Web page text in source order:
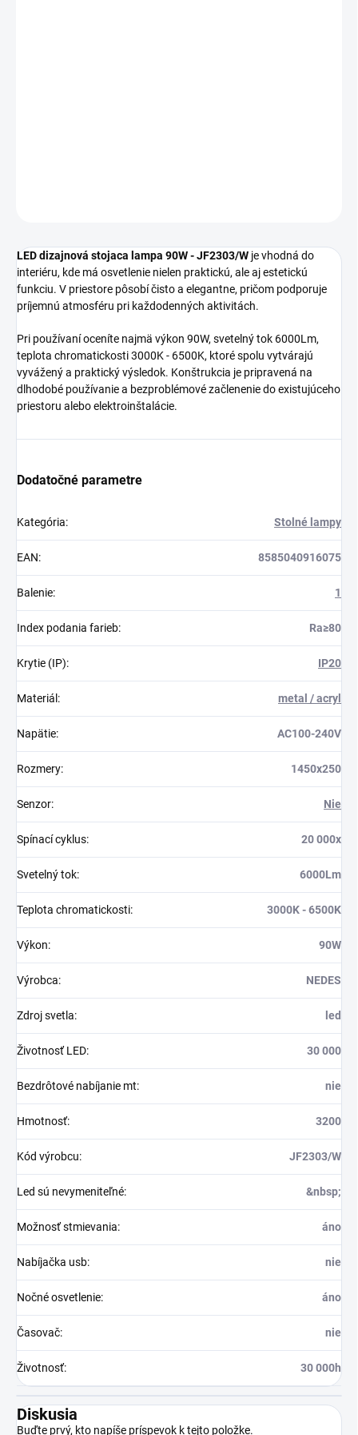
LED dizajnová stojaca lampa 90W - JF2303/W je vhodná do
interiéru, kde má osvetlenie nielen praktickú, ale aj estetickú
funkciu. V priestore pôsobí čisto a elegantne, pričom podporuje
príjemnú atmosféru pri každodenných aktivitách.
Pri používaní oceníte najmä výkon 90W, svetelný tok 6000Lm,
teplota chromatickosti 3000K - 6500K, ktoré spolu vytvárajú
vyvážený a praktický výsledok. Konštrukcia je pripravená na
dlhodobé používanie a bezproblémové začlenenie do existujúceho
priestoru alebo elektroinštalácie.
Dodatočné parametre
Kategória: Stolné lampy
EAN: 8585040916075
Balenie: 1
Index podania farieb: Ra≥80
Krytie (IP): IP20
Materiál : metal / acryl
Napätie: AC100-240V
Rozmery: 1450x250
Senzor: Nie
Spínací cyklus: 20 000x
Svetelný tok: 6000Lm
Teplota chromatickosti: 3000K - 6500K
Výkon: 90W
Výrobca: NEDES
Zdroj svetla: led
Životnosť LED: 30 000
Bezdrôtové nabíjanie mt: nie
Hmotnosť: 3200
Kód výrobcu: JF2303/W
Led sú nevymeniteľné: &nbsp;
Možnosť stmievania: áno
Nabíjačka usb: nie
Nočné osvetlenie: áno
Časovač: nie
Životnosť: 30 000h
Diskusia
Buďte prvý, kto napíše príspevok k tejto položke.